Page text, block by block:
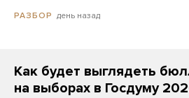
РАЗБОР день назад
Как будет выглядеть
на выборах в Госдуму